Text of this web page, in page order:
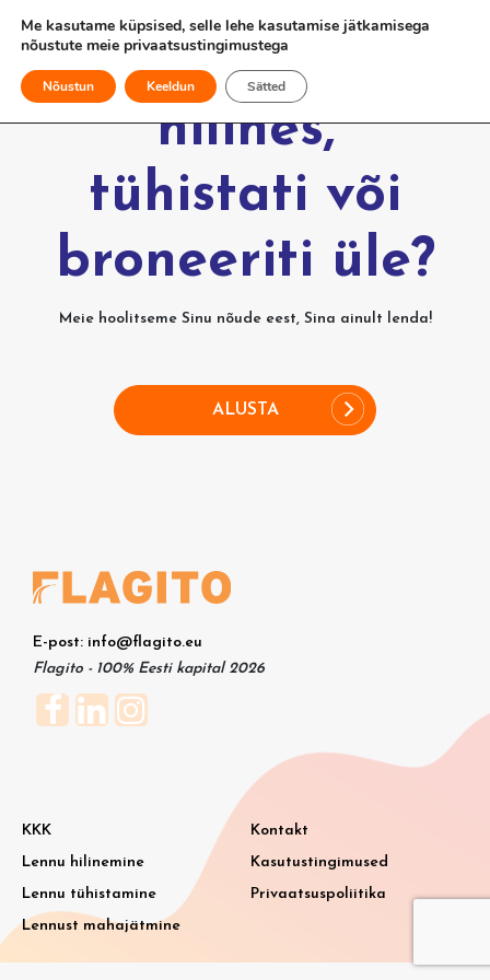
Kas Sinu lend
hilines,
tühistati või
broneeriti üle?
Meie hoolitseme Sinu nõude eest, Sina ainult lenda!
ALUSTA
E-post: info@flagito.eu
Flagito - 100% Eesti kapital 2026
KKK
Lennu hilinemine
Lennu tühistamine
Lennust mahajätmine
Kontakt
Kasutustingimused
Privaatsuspoliitika
Me kasutame küpsised, selle lehe kasutamise jätkamisega
nõustute meie privaatsustingimustega
Nõustun Keeldun Sätted